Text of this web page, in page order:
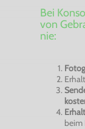
Bei
von
nie:
beim